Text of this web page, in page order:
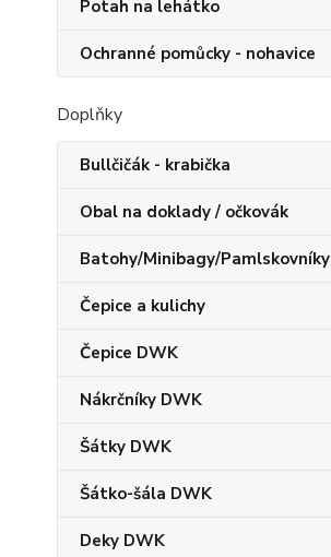
Potah na lehátko
Ochranné pomůcky - nohavice
Doplňky
Bullčičák - krabička
Obal na doklady / očkovák
Batohy/Minibagy/Pamlskovníky
Čepice a kulichy
Čepice DWK
Nákrčníky DWK
Šátky DWK
Šátko-šála DWK
Deky DWK